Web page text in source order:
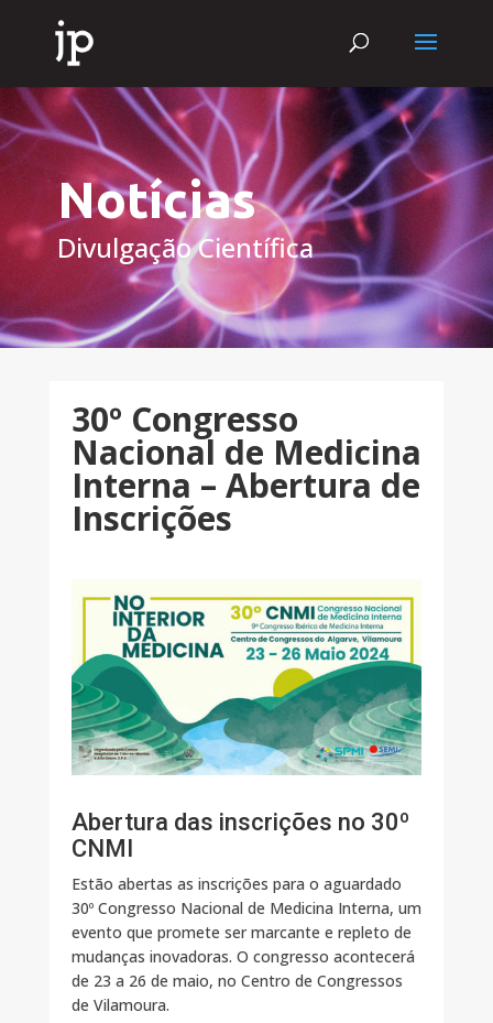
Notícias
Divulgação Científica
30º Congresso
Nacional de Medicina
Interna – Abertura de
Inscrições
Abertura das inscrições no 30º
CNMI
Estão abertas as inscrições para o aguardado
30º Congresso Nacional de Medicina Interna, um
evento que promete ser marcante e repleto de
mudanças inovadoras. O congresso acontecerá
de 23 a 26 de maio, no Centro de Congressos
de Vilamoura.